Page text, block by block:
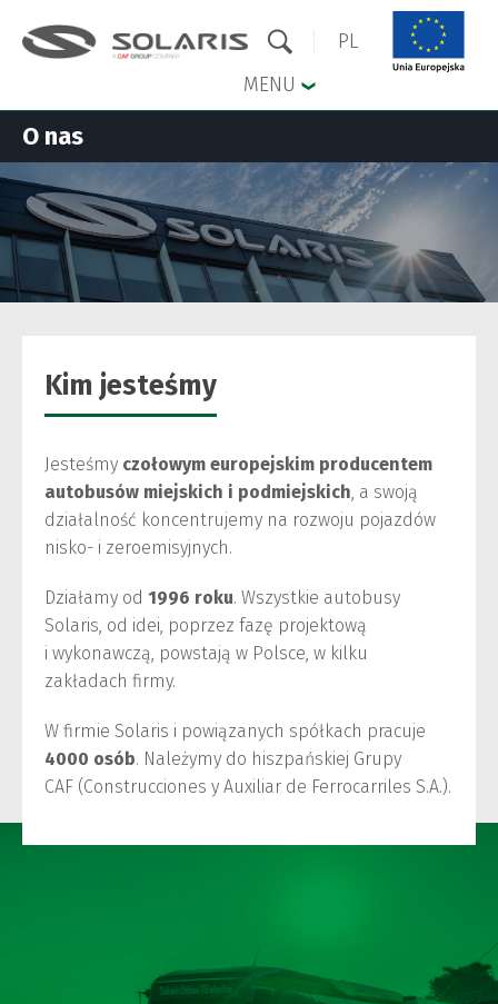
Przejdź do menu głównego
Przejdź do treści
PL
MENU
O nas
Kim jesteśmy
Jesteśmy czołowym europejskim producentem
autobusów miejskich i podmiejskich, a swoją
działalność koncentrujemy na rozwoju pojazdów
nisko- i zeroemisyjnych.
Działamy od 1996 roku. Wszystkie autobusy
Solaris, od idei, poprzez fazę projektową
i wykonawczą, powstają w Polsce, w kilku
zakładach firmy.
W firmie Solaris i powiązanych spółkach pracuje
4000 osób. Należymy do hiszpańskiej Grupy
CAF (Construcciones y Auxiliar de Ferrocarriles S.A.).